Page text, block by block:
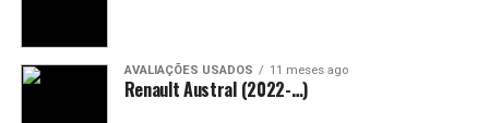
AVALIAÇÕES USADOS 11 meses ago
Renault Austral (2022-…)